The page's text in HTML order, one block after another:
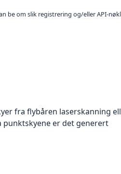
be om slik registrering og/eller API-
fra flybåren laserskanning
punktskyene er det generert